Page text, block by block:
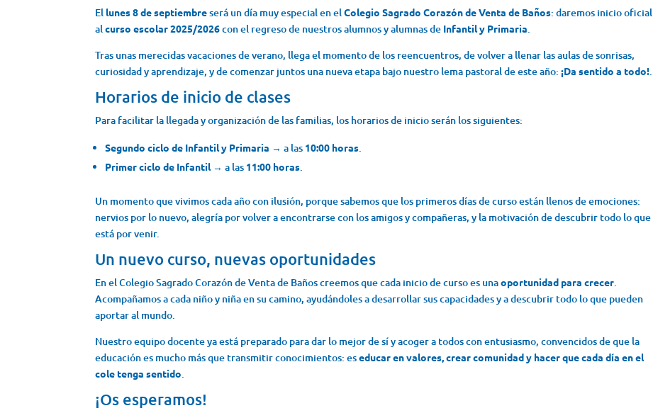
El lunes 8 de septiembreserá un día muy especial en elColegio Sagrado Corazón de Venta de Baños: daremos inicio oficial
alcurso escolar 2025/2026con el regreso de nuestros alumnos y alumnas de Infantil y Primaria.
Tras unas merecidas vacaciones de verano, llega el momento de los reencuentros, de volver a llenar las aulas de sonrisas,
curiosidad y aprendizaje, y de comenzar juntos una nueva etapa bajo nuestro lema pastoral de este año:¡Da sentido a todo!.
Horarios de inicio de clases
Para facilitar la llegada y organización de las familias, los horarios de inicio serán los siguientes:
Segundo ciclo de Infantil y Primaria → a las 10:00 horas.
Primer ciclo de Infantil→ a las 11:00 horas.
Un momento que vivimos cada año con ilusión, porque sabemos que los primeros días de curso están llenos de emociones:
nervios por lo nuevo, alegría por volver a encontrarse con los amigos y compañeras, y la motivación de descubrir todo lo que
está por venir.
Un nuevo curso, nuevas oportunidades
En el Colegio Sagrado Corazón de Venta de Baños creemos que cada inicio de curso es unaoportunidad para crecer.
Acompañamos a cada niño y niña en su camino, ayudándoles a desarrollar sus capacidades y a descubrir todo lo que pueden
aportar al mundo.
Nuestro equipo docente ya está preparado para dar lo mejor de sí y acoger a todos con entusiasmo, convencidos de que la
educación es mucho más que transmitir conocimientos: eseducar en valores, crear comunidad y hacer que cada día en el
cole tenga sentido.
¡Os esperamos!